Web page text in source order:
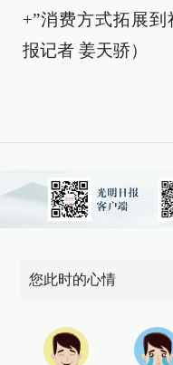
+”消费方式拓展
报记者 姜天骄）
您此时的心情